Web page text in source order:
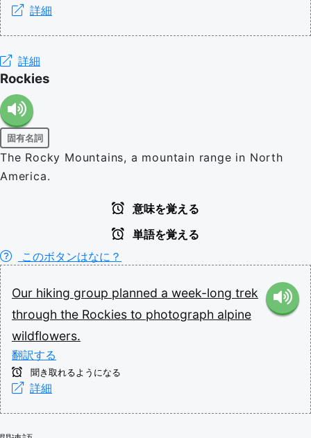
詳細
詳細
Rockies
固有名詞
The Rocky Mountains, a mountain range in North
America.
意味を覚える
単語を覚える
このボタンはなに？
Our hiking group planned a week-long trek
through the Rockies to photograph alpine
wildflowers.
翻訳する
聞き取れるようになる
詳細